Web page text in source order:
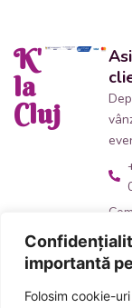
importantă
Folosim cookie-
K'
la
Cluj